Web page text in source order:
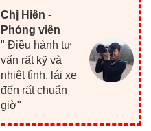
Chị Hiền -
Phóng viên
" Điều hành tư
vấn rất kỹ và
nhiệt tình, lái xe
đến rất chuẩn
giờ"